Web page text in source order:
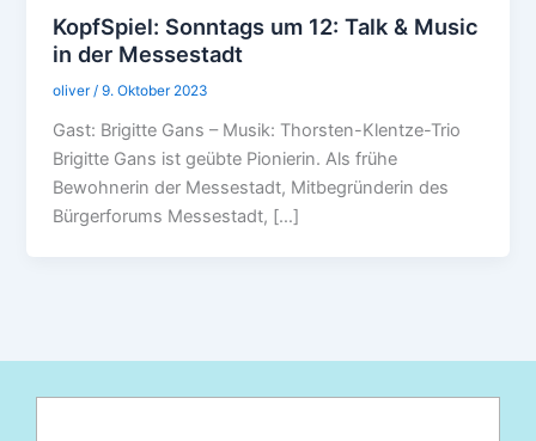
KopfSpiel: Sonntags um 12: Talk & Music
in der Messestadt
oliver/9. Oktober 2023
Gast: Brigitte Gans – Musik: Thorsten-Klentze-Trio
Brigitte Gans ist geübte Pionierin. Als frühe
Bewohnerin der Messestadt, Mitbegründerin des
Bürgerforums Messestadt, […]